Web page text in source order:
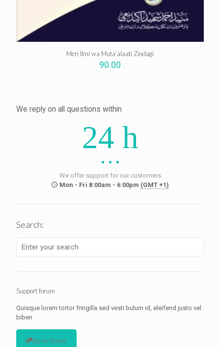
Meri Ilmi wa Muta’alaati Zindagi
90.00
We reply on all questions within
24 h
We offer support for our customers
Mon - Fri 8:00am - 6:00pm (GMT +1)
Search:
Support forum
Quisque lorem tortor fringilla sed vesti bulum id, eleifend justo vel
biben
Go to forum